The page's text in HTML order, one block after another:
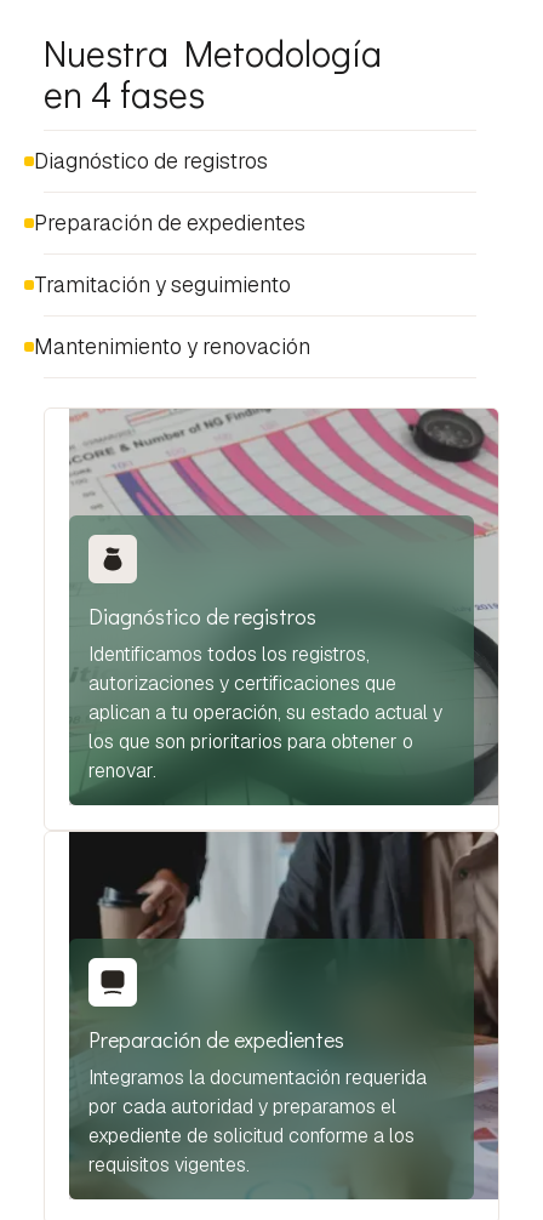
Nuestra Metodología
en 4 fases
Diagnóstico de registros
Preparación de expedientes
Tramitación y seguimiento
Mantenimiento y renovación
Diagnóstico de registros
Identificamos todos los registros,
autorizaciones y certificaciones que
aplican a tu operación, su estado actual y
los que son prioritarios para obtener o
renovar.
Preparación de expedientes
Integramos la documentación requerida
por cada autoridad y preparamos el
expediente de solicitud conforme a los
requisitos vigentes.